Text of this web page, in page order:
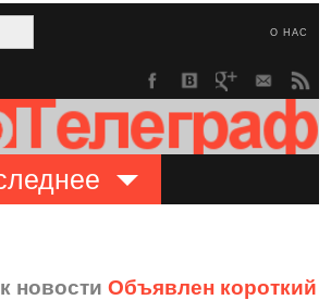
О НАС
новостиОбъявлен короткий